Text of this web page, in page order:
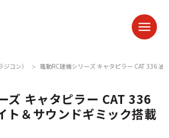
コン） ＞ 電動RC建機シリーズ キャタピラー CAT 336
ズ キャタピラー CAT 336
ト＆サウンドギミック搭載